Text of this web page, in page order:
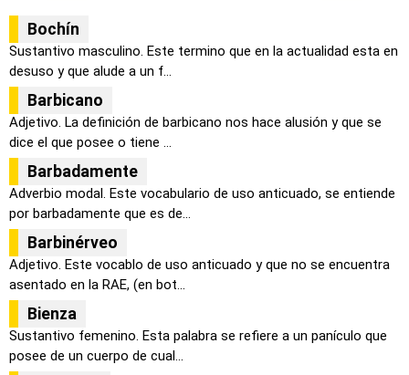
Bochín
Sustantivo masculino. Este termino que en la actualidad esta en
desuso y que alude a un f...
Barbicano
Adjetivo. La definición de barbicano nos hace alusión y que se
dice el que posee o tiene ...
Barbadamente
Adverbio modal. Este vocabulario de uso anticuado, se entiende
por barbadamente que es de...
Barbinérveo
Adjetivo. Este vocablo de uso anticuado y que no se encuentra
asentado en la RAE, (en bot...
Bienza
Sustantivo femenino. Esta palabra se refiere a un panículo que
posee de un cuerpo de cual...